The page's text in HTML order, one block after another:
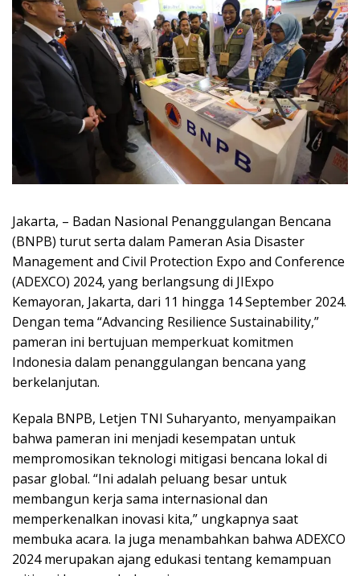
Jakarta, – Badan Nasional Penanggulangan Bencana
(BNPB) turut serta dalam Pameran Asia Disaster
Management and Civil Protection Expo and Conference
(ADEXCO) 2024, yang berlangsung di JIExpo
Kemayoran, Jakarta, dari 11 hingga 14 September 2024.
Dengan tema “Advancing Resilience Sustainability,”
pameran ini bertujuan memperkuat komitmen
Indonesia dalam penanggulangan bencana yang
berkelanjutan.
Kepala BNPB, Letjen TNI Suharyanto, menyampaikan
bahwa pameran ini menjadi kesempatan untuk
mempromosikan teknologi mitigasi bencana lokal di
pasar global. “Ini adalah peluang besar untuk
membangun kerja sama internasional dan
memperkenalkan inovasi kita,” ungkapnya saat
membuka acara. Ia juga menambahkan bahwa ADEXCO
2024 merupakan ajang edukasi tentang kemampuan